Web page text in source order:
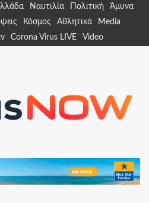
Ναυτιλία Πολιτική
Άμυνα
Κόσμος Αθλητικά
Media
Corona Virus LIVE Video